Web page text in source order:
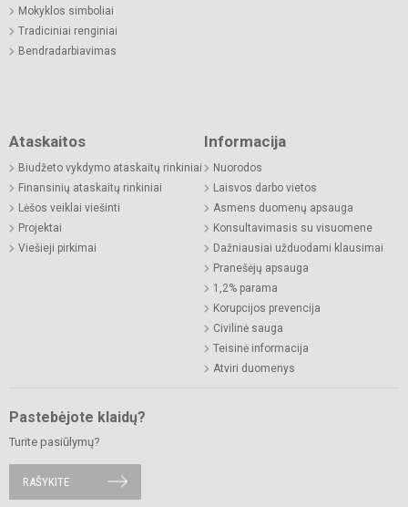
Mokyklos simboliai
Tradiciniai renginiai
Bendradarbiavimas
Ataskaitos
Biudžeto vykdymo ataskaitų rinkiniai
Finansinių ataskaitų rinkiniai
Lėšos veiklai viešinti
Projektai
Viešieji pirkimai
Informacija
Nuorodos
Laisvos darbo vietos
Asmens duomenų apsauga
Konsultavimasis su visuomene
Dažniausiai užduodami klausimai
Pranešėjų apsauga
1,2% parama
Korupcijos prevencija
Civilinė sauga
Teisinė informacija
Atviri duomenys
Pastebėjote klaidų?
Turite pasiūlymų?
RAŠYKITE